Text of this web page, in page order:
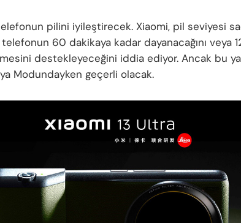
pilini iyileştirecek. Xiaomi, pil seviyesi
60 dakikaya kadar dayanacağını veya
destekleyeceğini iddia ediyor. Ancak bu
Modundayken geçerli olacak.